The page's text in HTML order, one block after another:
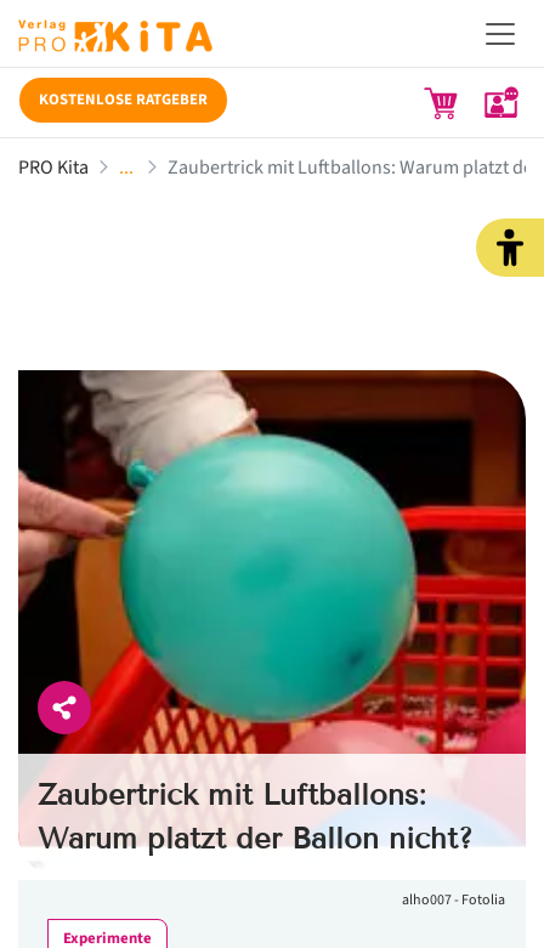
KOSTENLOSE RATGEBER
PRO Kita Zaubertrick mit Luftballons: Warum platzt
Zaubertrick mit Luftballons:
Warum platzt der Ballon nicht?
alho007 - Fotolia
Experimente